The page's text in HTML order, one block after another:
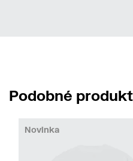
Podobné
Novinka